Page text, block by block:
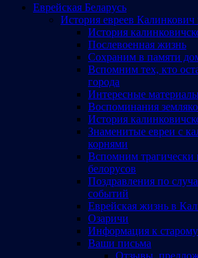
Еврейская Беларусь
История евреев Калинкович
История
Послевоенная жизнь
Сохраним в памяти
Вспомним тех, кто
города
Интересные
Воспоминания
История
Знаменитые евреи с
корнями
Вспомним трагически
белорусов
Поздравления по
событий
Еврейская жизнь в
Озаричи
Информация к
Ваши письма
Отзывы,